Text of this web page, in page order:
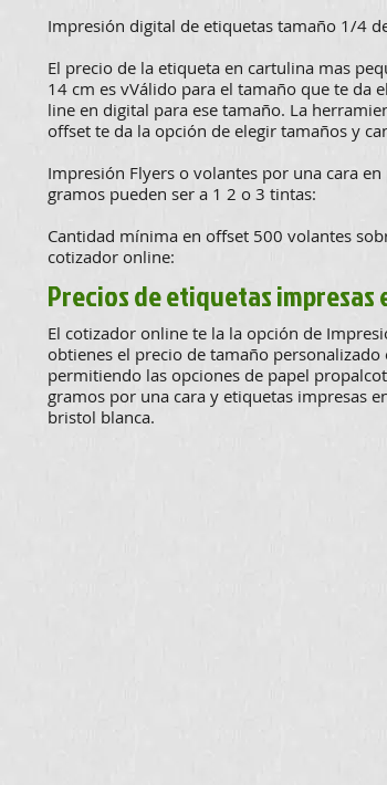
Impresión digital de etiquetas tamaño 1/4
El precio de la etiqueta en cartulina mas
14 cm es vVálido para el tamaño que te da
line en digital para ese tamaño. La
offset te da la opción de elegir tamaños y
Impresión Flyers o volantes por una cara
gramos pueden ser a 1 2 o 3 tintas:
Cantidad mínima en offset 500 volantes
cotizador online:
Precios de etiquetas
El cotizador online te la la opción de
obtienes el precio de tamaño
permitiendo las opciones de papel
gramos por una cara y etiquetas impresas
bristol blanca.